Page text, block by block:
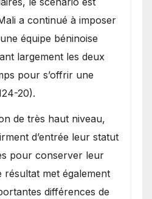
a continué à imposer
équipe béninoise
largement les deux
pour s’offrir une
20).
de très haut niveau,
d’entrée leur statut
pour conserver leur
résultat met également
différences de